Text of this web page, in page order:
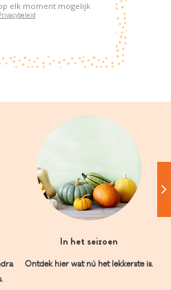
elk moment mogelijk
In het seizoen
Ontdek hier wat nú het lekkerste is.